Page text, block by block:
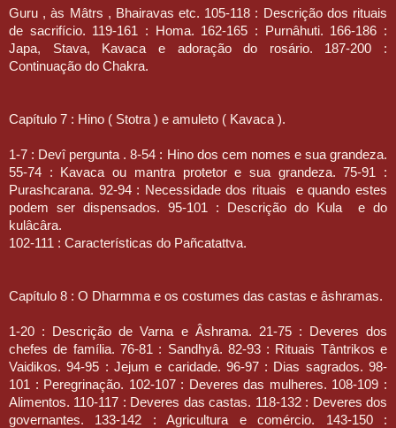
Guru , às Mâtrs , Bhairavas etc. 105-118 : Descrição dos rituais
de sacrifício. 119-161 : Homa. 162-165 : Purnâhuti. 166-186 :
Japa, Stava, Kavaca e adoração do rosário. 187-200 :
Continuação do Chakra.
Capítulo 7 : Hino ( Stotra ) e amuleto ( Kavaca ).
1-7 : Devî pergunta . 8-54 : Hino dos cem nomes e sua grandeza.
55-74 : Kavaca ou mantra protetor e sua grandeza. 75-91 :
Purashcarana. 92-94 : Necessidade dos rituais
e quando estes
podem ser dispensados. 95-101 : Descrição do Kula
e do
kulâcâra.
102-111 : Características do Pañcatattva.
Capítulo 8 : O Dharmma e os costumes das castas e âshramas.
1-20 : Descrição de Varna e Âshrama. 21-75 : Deveres dos
chefes de família. 76-81 : Sandhyâ. 82-93 : Rituais Tântrikos e
Vaidikos. 94-95 : Jejum e caridade. 96-97 : Dias sagrados. 98-
101 : Peregrinação. 102-107 : Deveres das mulheres. 108-109 :
Alimentos. 110-117 : Deveres das castas. 118-132 : Deveres dos
governantes. 133-142 : Agricultura e comércio. 143-150 :